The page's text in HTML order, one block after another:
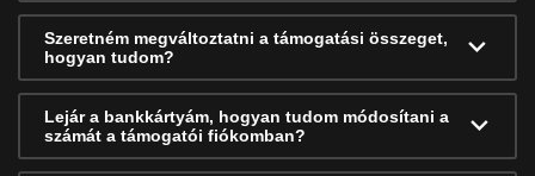
Szeretném megváltoztatni a támogatási összeget,
hogyan tudom?
Lejár a bankkártyám, hogyan tudom módosítani a
számát a támogatói fiókomban?